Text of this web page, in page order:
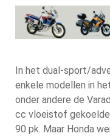
In het dual-sport/
enkele modellen in
onder andere de
cc vloeistof
90 pk. Maar Honda